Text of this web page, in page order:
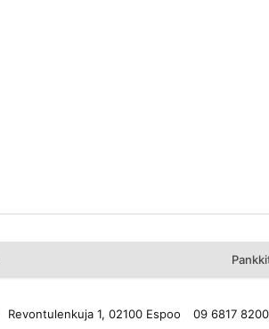
Revontulenkuja 1, 02100 Espoo 09 6817